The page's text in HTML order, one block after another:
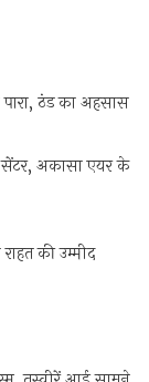
पारा, ठंड का अहसास
सेंटर, अकासा एयर के
की उम्मीद